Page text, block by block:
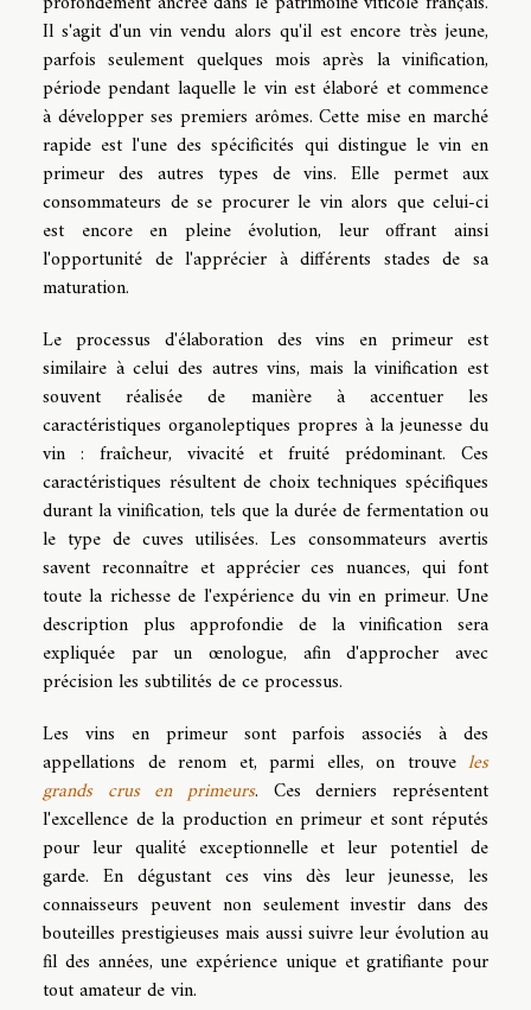
Il s'agit d'un vin vendu alors qu'il est encore très jeune,
parfois seulement quelques mois après la vinification,
période pendant laquelle le vin est élaboré et commence
à développer ses premiers arômes. Cette mise en marché
rapide est l'une des spécificités qui distingue le vin en
primeur des autres types de vins. Elle permet aux
consommateurs de se procurer le vin alors que celui-ci
est encore en pleine évolution, leur offrant ainsi
l'opportunité de l'apprécier à différents stades de sa
maturation.
Le processus d'élaboration des vins en primeur est
similaire à celui des autres vins, mais la vinification est
souvent réalisée de manière à accentuer les
caractéristiques organoleptiques propres à la jeunesse du
vin : fraîcheur, vivacité et fruité prédominant. Ces
caractéristiques résultent de choix techniques spécifiques
durant la vinification, tels que la durée de fermentation ou
le type de cuves utilisées. Les consommateurs avertis
savent reconnaître et apprécier ces nuances, qui font
toute la richesse de l'expérience du vin en primeur. Une
description plus approfondie de la vinification sera
expliquée par un œnologue, afin d'approcher avec
précision les subtilités de ce processus.
Les vins en primeur sont parfois associés à des
appellations de renom et, parmi elles, on trouve les
grands crus en primeurs. Ces derniers représentent
l'excellence de la production en primeur et sont réputés
pour leur qualité exceptionnelle et leur potentiel de
garde. En dégustant ces vins dès leur jeunesse, les
connaisseurs peuvent non seulement investir dans des
bouteilles prestigieuses mais aussi suivre leur évolution au
fil des années, une expérience unique et gratifiante pour
tout amateur de vin.